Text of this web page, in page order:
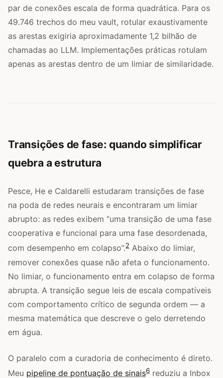
par de conexões escala de forma quadrática. Para os
49.746 trechos do meu vault, rotular exaustivamente
as arestas exigiria aproximadamente 1,2 bilhão de
chamadas ao LLM. Implementações práticas rotulam
apenas as arestas dentro de um limiar de similaridade.
Transições de fase: quando simplificar
quebra a estrutura
Pesce, He e Caldarelli estudaram transições de fase
na poda de redes neurais e encontraram um limiar
abrupto: as redes exibem “uma transição de uma fase
cooperativa e funcional para uma fase desordenada,
com desempenho em colapso”.2 Abaixo do limiar,
remover conexões quase não afeta o funcionamento.
No limiar, o funcionamento entra em colapso de forma
abrupta. A transição segue leis de escala compatíveis
com comportamento crítico de segunda ordem — a
mesma matemática que descreve o gelo derretendo
em água.
O paralelo com a curadoria de conhecimento é direto.
Meu pipeline de pontuação de sinais6 reduziu a Inbox